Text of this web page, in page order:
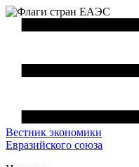
Вестник экономики
Евразийского союза